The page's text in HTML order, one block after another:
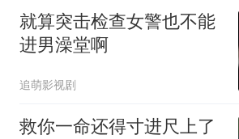
就算突击检查女警也不能
进男澡堂啊
追萌影视剧
救你一命还得寸进尺上了